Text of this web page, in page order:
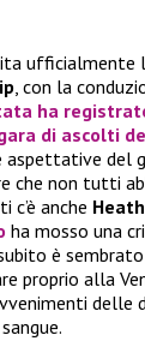
ufficialmente
, con la
ha
di ascolti
aspettative del
che non tutti
c’è anche
ha mosso una
è
proprio alla
delle